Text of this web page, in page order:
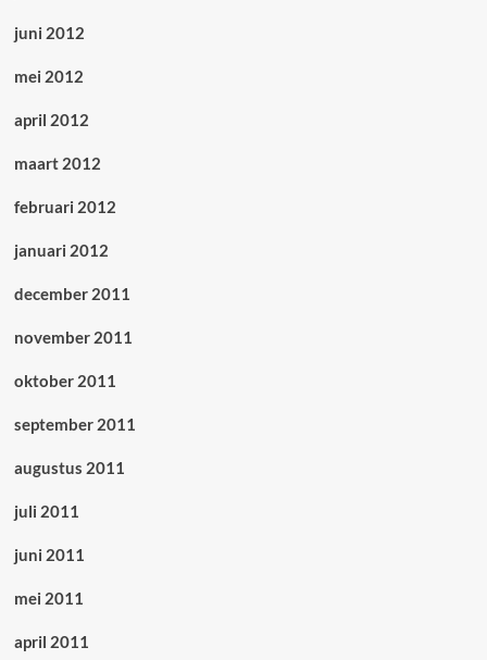
juni 2012
mei 2012
april 2012
maart 2012
februari 2012
januari 2012
december 2011
november 2011
oktober 2011
september 2011
augustus 2011
juli 2011
juni 2011
mei 2011
april 2011